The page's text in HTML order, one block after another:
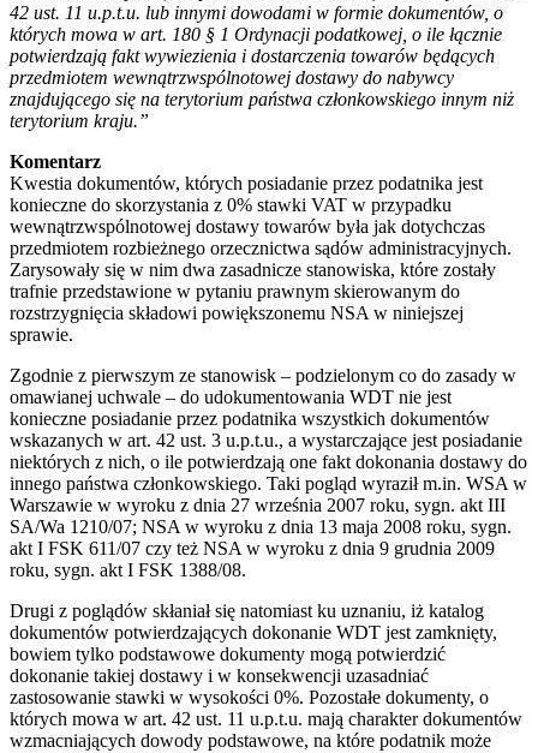
42 ust. 11 u.p.t.u. lub innymi dowodami w formie dokumentów, o
których mowa w art. 180 § 1 Ordynacji podatkowej, o ile łącznie
potwierdzają fakt wywiezienia i dostarczenia towarów będących
przedmiotem wewnątrzwspólnotowej dostawy do nabywcy
znajdującego się na terytorium państwa członkowskiego innym niż
terytorium kraju.”
Komentarz
Kwestia dokumentów, których posiadanie przez podatnika jest
konieczne do skorzystania z 0% stawki VAT w przypadku
wewnątrzwspólnotowej dostawy towarów była jak dotychczas
przedmiotem rozbieżnego orzecznictwa sądów administracyjnych.
Zarysowały się w nim dwa zasadnicze stanowiska, które zostały
trafnie przedstawione w pytaniu prawnym skierowanym do
rozstrzygnięcia składowi powiększonemu NSA w niniejszej
sprawie.
Zgodnie z pierwszym ze stanowisk – podzielonym co do zasady w
omawianej uchwale – do udokumentowania WDT nie jest
konieczne posiadanie przez podatnika wszystkich dokumentów
wskazanych w art. 42 ust. 3 u.p.t.u., a wystarczające jest posiadanie
niektórych z nich, o ile potwierdzają one fakt dokonania dostawy do
innego państwa członkowskiego. Taki pogląd wyraził m.in. WSA w
Warszawie w wyroku z dnia 27 września 2007 roku, sygn. akt III
SA/Wa 1210/07; NSA w wyroku z dnia 13 maja 2008 roku, sygn.
akt I FSK 611/07 czy też NSA w wyroku z dnia 9 grudnia 2009
roku, sygn. akt I FSK 1388/08.
Drugi z poglądów skłaniał się natomiast ku uznaniu, iż katalog
dokumentów potwierdzających dokonanie WDT jest zamknięty,
bowiem tylko podstawowe dokumenty mogą potwierdzić
dokonanie takiej dostawy i w konsekwencji uzasadniać
zastosowanie stawki w wysokości 0%. Pozostałe dokumenty, o
których mowa w art. 42 ust. 11 u.p.t.u. mają charakter dokumentów
wzmacniających dowody podstawowe, na które podatnik może